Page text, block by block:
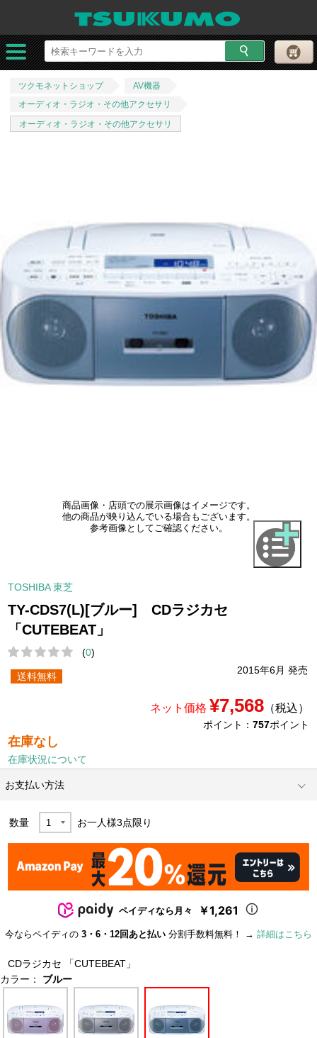
ツクモネットショップ
AV機器
オーディオ・ラジオ・その他アクセサリ
オーディオ・ラジオ・その他アクセサリ
商品画像・店頭での展示画像はイメージです。
他の商品が映り込んでいる場合もございます。
参考画像としてご確認ください。
TOSHIBA 東芝
TY-CDS7(L)[ブルー] CDラジカセ
「CUTEBEAT」
(0)
2015年6月 発売
送料無料
ネット価格 ¥7,568（税込）
ポイント： 757ポイント
在庫なし
在庫状況について
お支払い方法
数量 お一人様3点限り
ペイディなら月々 ￥1,261
今ならペイディの 3・6・12回あと払い 分割手数料無料！ → 詳細はこちら
CDラジカセ 「CUTEBEAT」
カラー： ブルー